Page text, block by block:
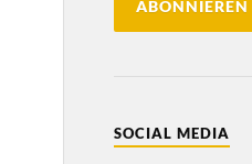
SOCIAL MEDIA